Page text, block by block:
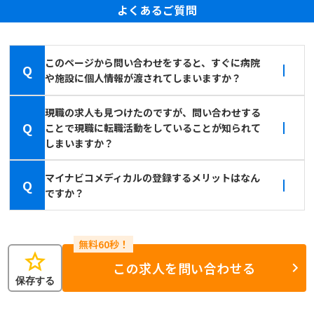
よくあるご質問
Q
このページから問い合わせをすると、すぐに病院
や施設に個人情報が渡されてしまいますか？
Q
現職の求人も見つけたのですが、問い合わせする
ことで現職に転職活動をしていることが知られて
しまいますか？
Q
マイナビコメディカルの登録するメリットはなん
ですか？
star
保存する
この求人を問い合わせる